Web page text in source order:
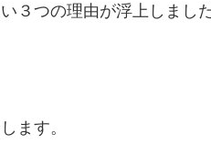
３つの理由が浮上しまし
ます。